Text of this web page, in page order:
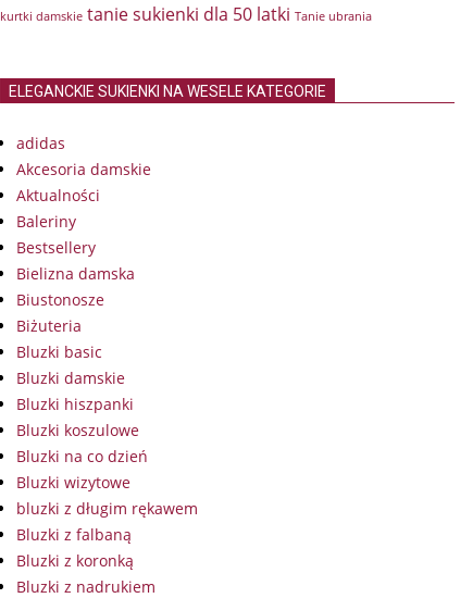
kurtki damskie tanie sukienki dla 50 latki Tanie ubrania
ELEGANCKIE SUKIENKI NA WESELE KATEGORIE
adidas
Akcesoria damskie
Aktualności
Baleriny
Bestsellery
Bielizna damska
Biustonosze
Biżuteria
Bluzki basic
Bluzki damskie
Bluzki hiszpanki
Bluzki koszulowe
Bluzki na co dzień
Bluzki wizytowe
bluzki z długim rękawem
Bluzki z falbaną
Bluzki z koronką
Bluzki z nadrukiem